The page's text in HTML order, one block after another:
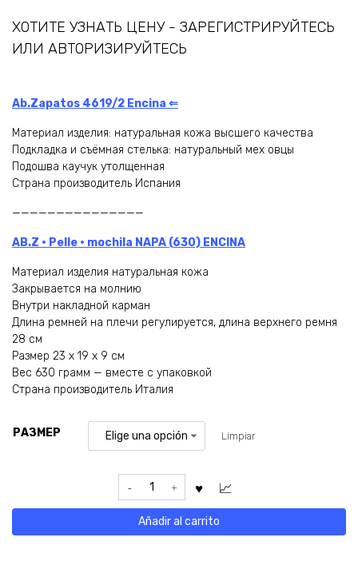
ХОТИТЕ УЗНАТЬ ЦЕНУ - ЗАРЕГИСТРИРУЙТЕСЬ
ИЛИ АВТОРИЗИРУЙТЕСЬ
Ab.Zapatos 4619/2 Encina ⇐
Материал изделия: натуральная кожа высшего качества
Подкладка и съёмная стелька: натуральный мех овцы
Подошва каучук утолщенная
Страна производитель Испания
———————————————
AB.Z · Pelle · mochila NAPA (630) ENCINA
Материал изделия натуральная кожа
Закрывается на молнию
Внутри накладной карман
Длина ремней на плечи регулируется, длина верхнего ремня
28 см
Размер 23 х 19 х 9 см
Вес 630 грамм — вместе с упаковкой
Страна производитель Италия
РАЗМЕР Limpiar
Ab.Zapatos
4619/2
Encina
Añadir al carrito